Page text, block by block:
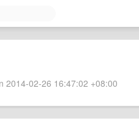
2014-02-26 16:47:02 +08:00